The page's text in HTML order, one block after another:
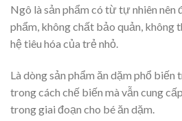
Ngô là sản phẩm có từ tự nhiên nên
phẩm, không chất bảo quản, không
hệ tiêu hóa của trẻ nhỏ.
Là dòng sản phẩm ăn dặm phổ
trong cách chế biến mà vẫn cung
trong giai đoạn cho bé ăn dặm.